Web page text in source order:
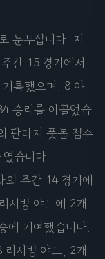
눈부십니다. 지
간 15 경기에서
록했으며, 8 야
승리를 이끌었습
판타지 풋볼 점수
습니다.
주간 14 경기에
시빙 야드에 2개
에 기여했습니다.
리시빙 야드, 2개